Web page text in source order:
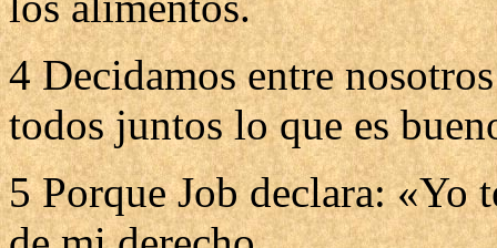
4 Decidamos entre
todos juntos lo que es
5 Porque Job declara: «Yo